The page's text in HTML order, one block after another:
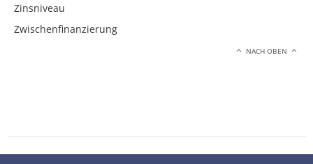
Zinsniveau
Zwischenfinanzierung
NACH OBEN